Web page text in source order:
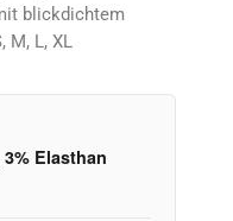
blickdichtem
M, L, XL
Elasthan